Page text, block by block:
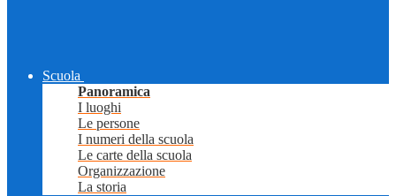
Scuola
Panoramica
I luoghi
Le persone
I numeri della scuola
Le carte della scuola
Organizzazione
La storia